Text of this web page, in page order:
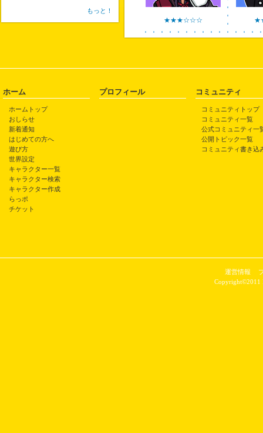
★★★☆☆☆
もっと！
ホーム
ホームトップ
おしらせ
新着通知
はじめての方へ
遊び方
世界設定
キャラクター一覧
キャラクター検索
キャラクター作成
らっポ
チケット
プロフィール コミュニティ
コミュニティトップ
コミュニティ一覧
公式コミュニティ一
公開トピック一覧
コミュニティ書き込
運営情報
Copyright©2011